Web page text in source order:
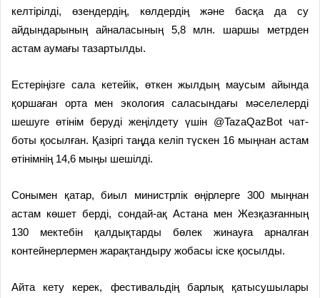
келтірілді, өзендердің, көлдердің және басқа да су
айдындарының айналасының 5,8 млн. шаршы метрден
астам аумағы тазартылды.
Естеріңізге сала кетейік, өткен жылдың маусым айында
қоршаған орта мен экология саласындағы мәселелерді
шешуге өтінім беруді жеңілдету үшін @TazaQazBot чат-
боты қосылған. Қазіргі таңда келіп түскен 16 мыңнан астам
өтінімнің 14,6 мыңы шешілді.
Сонымен қатар, биыл министрлік өңірлерге 300 мыңнан
астам көшет берді, сондай-ақ Астана мен Жезқазғанның
130 мектебін қалдықтарды бөлек жинауға арналған
контейнерлермен жарақтандыру жобасы іске қосылды.
Айта кету керек, фестивальдің барлық қатысушылары